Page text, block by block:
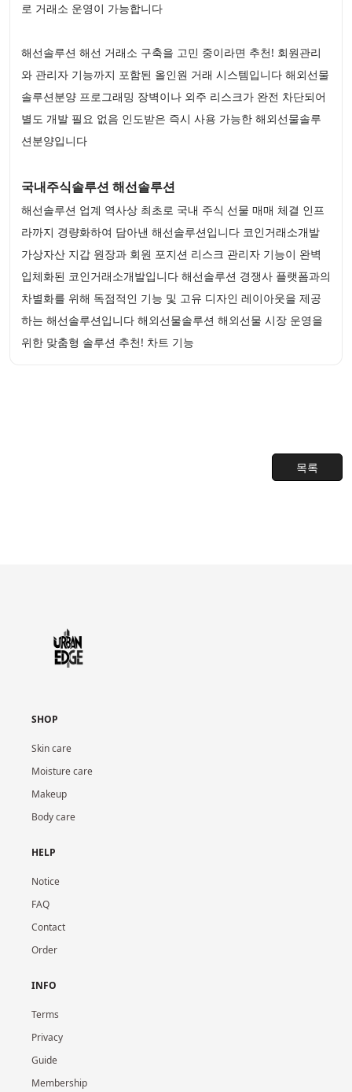
로 거래소 운영이 가능합니다
해선솔루션 해선 거래소 구축을 고민 중이라면 추천! 회원관리
와 관리자 기능까지 포함된 올인원 거래 시스템입니다 해외선물
솔루션분양 프로그래밍 장벽이나 외주 리스크가 완전 차단되어
별도 개발 필요 없음 인도받은 즉시 사용 가능한 해외선물솔루
션분양입니다
국내주식솔루션 해선솔루션
해선솔루션 업계 역사상 최초로 국내 주식 선물 매매 체결 인프
라까지 경량화하여 담아낸 해선솔루션입니다 코인거래소개발
가상자산 지갑 원장과 회원 포지션 리스크 관리자 기능이 완벽
입체화된 코인거래소개발입니다 해선솔루션 경쟁사 플랫폼과의
차별화를 위해 독점적인 기능 및 고유 디자인 레이아웃을 제공
하는 해선솔루션입니다 해외선물솔루션 해외선물 시장 운영을
위한 맞춤형 솔루션 추천! 차트 기능
목록
SHOP
Skin care
Moisture care
Makeup
Body care
HELP
Notice
FAQ
Contact
Order
INFO
Terms
Privacy
Guide
Membership